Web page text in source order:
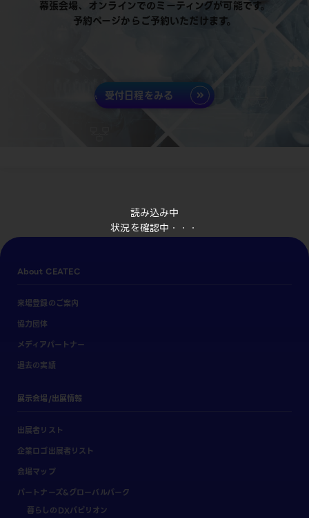
読み込み中
状況を確認中・・・
幕張会場、オンラインでのミーティングが可能です。
予約ページからご予約いただけます。
受付日程をみる
About CEATEC
来場登録のご案内
協力団体
メディアパートナー
過去の実績
展示会場/出展情報
出展者リスト
企業ロゴ出展者リスト
会場マップ
パートナーズ&グローバルパーク
暮らしのDXパビリオン